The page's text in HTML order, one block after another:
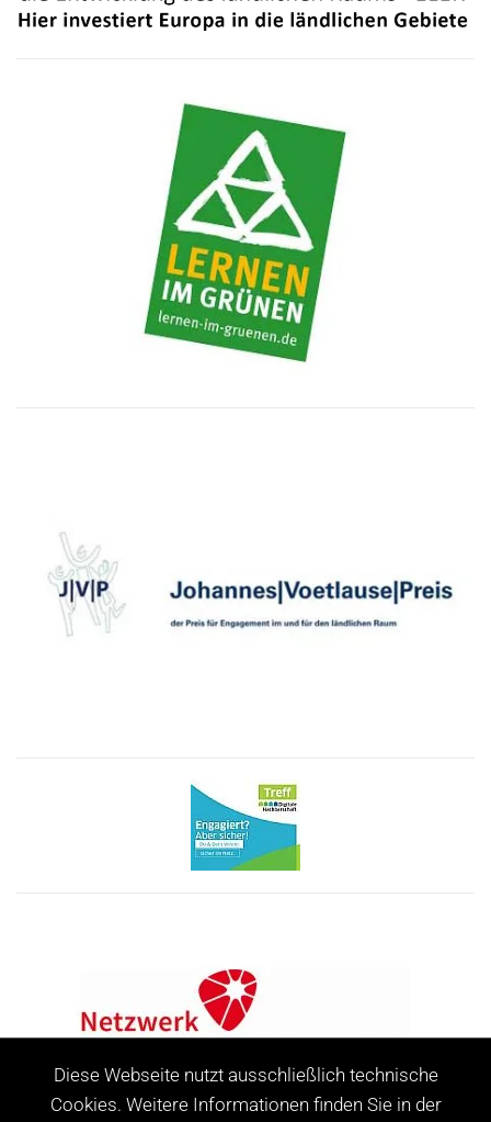
Diese Webseite nutzt ausschließlich technische
Cookies. Weitere Informationen finden Sie in der